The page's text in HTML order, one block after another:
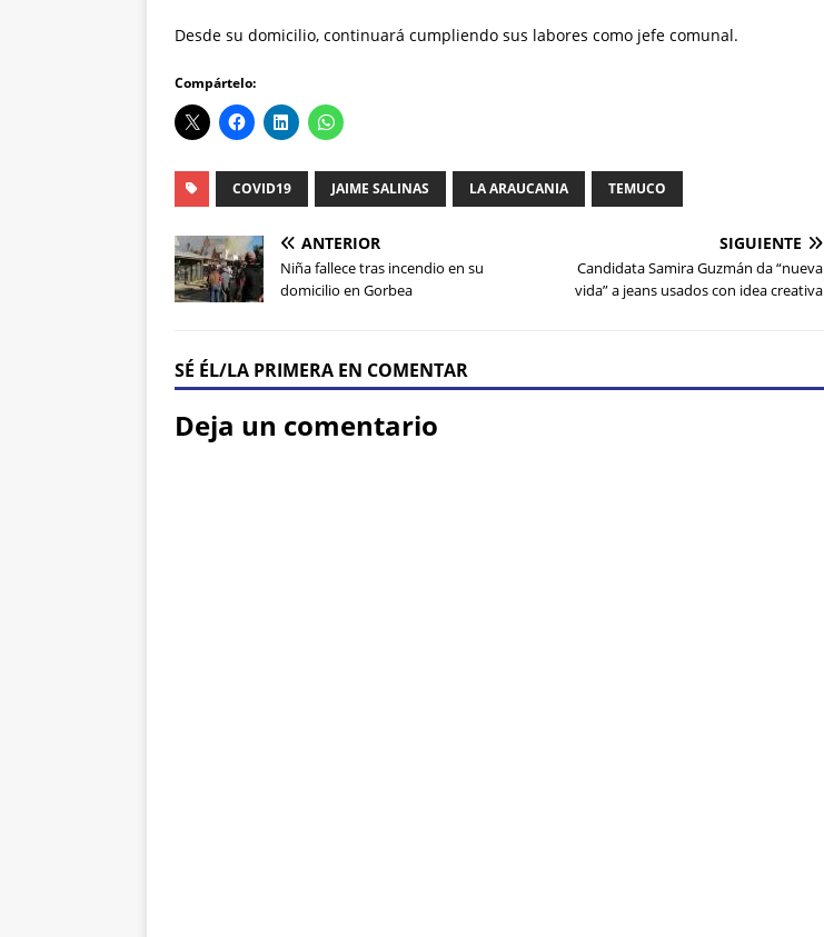
Desde su domicilio, continuará cumpliendo sus labores como jefe comunal.
Compártelo:
COVID19 JAIME SALINAS LA ARAUCANIA TEMUCO
ANTERIOR
Niña fallece tras incendio en su
domicilio en Gorbea
SIGUIENTE
Candidata Samira Guzmán da “nueva
vida” a jeans usados con idea creativa
SÉ ÉL/LA PRIMERA EN COMENTAR
Deja un comentario